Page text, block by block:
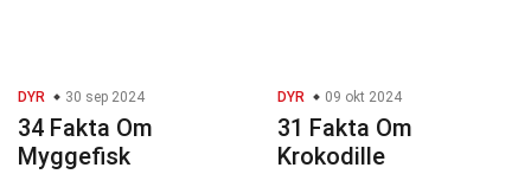
DYR 30 sep 2024
34 Fakta Om
Myggefisk
DYR 09 okt 2024
31 Fakta Om
Krokodille